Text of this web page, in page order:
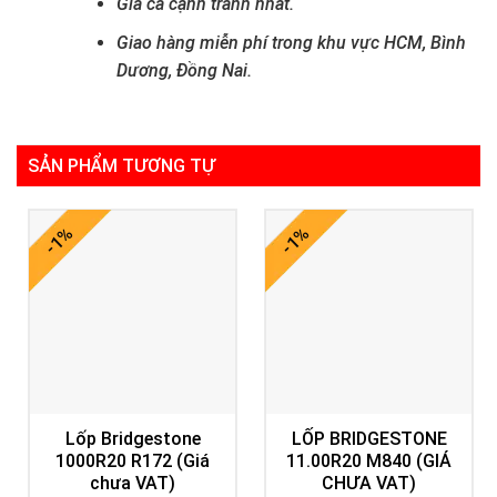
Giao hàng miễn phí trong khu vực HCM, Bình
Dương, Đồng Nai.
SẢN PHẨM TƯƠNG TỰ
-1%
Lốp Bridgestone
1000R20 R172 (Giá
chưa VAT)
-1%
LỐP BRIDGESTONE
11.00R20 M840 (GIÁ
CHƯA VAT)